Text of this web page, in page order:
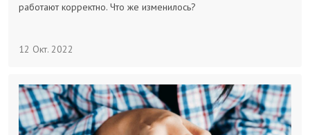
работают корректно. Что же изменилось?
12 Окт. 2022